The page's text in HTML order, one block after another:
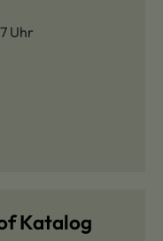
Uhr
Katalog